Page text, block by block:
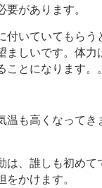
があります。
付いていてもらう
ましいです。体力
ことになります。
温も高くなってき
は、誰しも初めて
かけます。